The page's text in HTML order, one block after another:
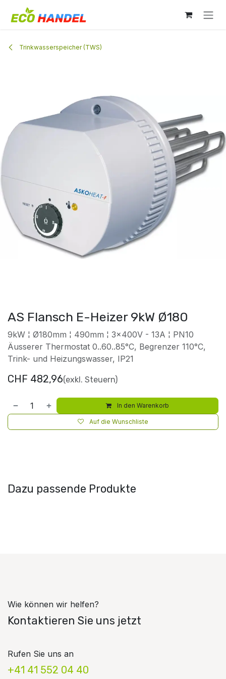
Trinkwasserspeicher (TWS)
AS Flansch E-Heizer 9kW Ø180
9kW ¦ Ø180mm ¦ 490mm ¦ 3x400V - 13A ¦ PN10
Äusserer Thermostat 0..60..85°C, Begrenzer 110°C,
Trink- und Heizungswasser, IP21
CHF 482,96(exkl. Steuern)
In den Warenkorb
Auf die Wunschliste
Dazu passende Produkte
Wie können wir helfen?
Kontaktieren Sie uns jetzt
Rufen Sie uns an
+41 41 552 04 40